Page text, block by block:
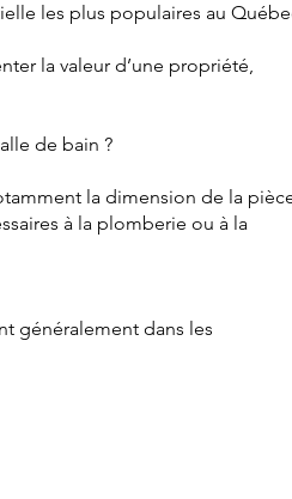
les plus populaires au
la valeur d’une propriété,
de bain ?
la dimension de la
à la plomberie ou à la
généralement dans les